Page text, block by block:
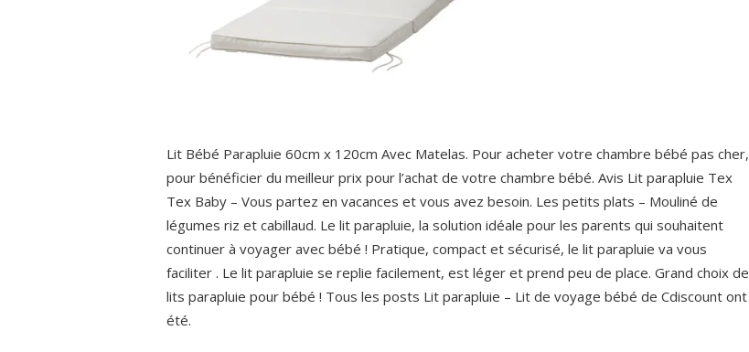
Lit Bébé Parapluie 60cm x 120cm Avec Matelas. Pour acheter votre chambre bébé pas cher,
pour bénéficier du meilleur prix pour l’achat de votre chambre bébé. Avis Lit parapluie Tex
Tex Baby – Vous partez en vacances et vous avez besoin. Les petits plats – Mouliné de
légumes riz et cabillaud. Le lit parapluie, la solution idéale pour les parents qui souhaitent
continuer à voyager avec bébé ! Pratique, compact et sécurisé, le lit parapluie va vous
faciliter . Le lit parapluie se replie facilement, est léger et prend peu de place. Grand choix de
lits parapluie pour bébé ! Tous les posts Lit parapluie – Lit de voyage bébé de Cdiscount ont
été.